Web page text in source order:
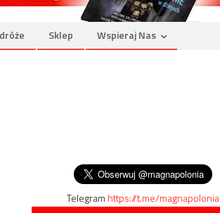
Sklep Wspieraj Nas
Telegramhttps://t.me/magnapolonia